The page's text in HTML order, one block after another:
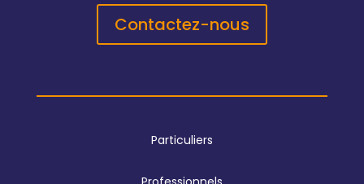
Contactez-nous
Particuliers